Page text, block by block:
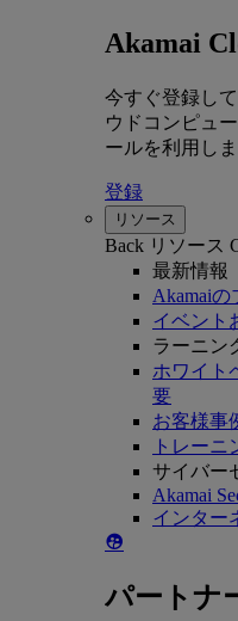
Akamai
今すぐ登録し
ウドコンピュ
ールを利用しま
登録
リソース
Back リソース
最新情報
Akamaiの
イベント
ラーニン
ホワイト
要
お客様事
トレーニ
サイバー
Akamai
インター
パートナ